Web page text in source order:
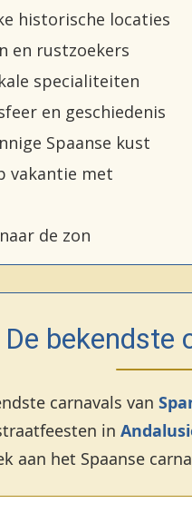
historische locaties
en rustzoekers
specialiteiten
en geschiedenis
Spaanse kust
vakantie met
de zon
De bekendste
carnavals van
in
aan het Spaanse